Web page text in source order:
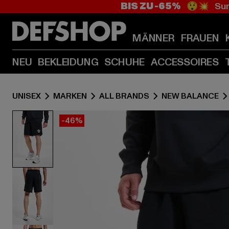
BIS ZU -65% 😲💥
MÄNNER FRAUEN
NEU BEKLEIDUNG SCHUHE ACCESSOIRES
UNISEX MARKEN ALL BRANDS NEW BALANCE
-46%